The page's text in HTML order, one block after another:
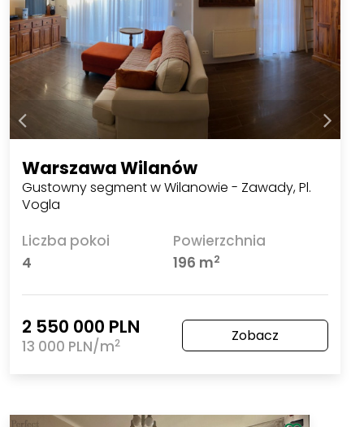
Warszawa Wilanów
Gustowny segment w Wilanowie - Zawady, Pl.
Vogla
Liczba pokoi
4
Powierzchnia
196 m2
2 550 000 PLN
13 000 PLN/m2 Zobacz